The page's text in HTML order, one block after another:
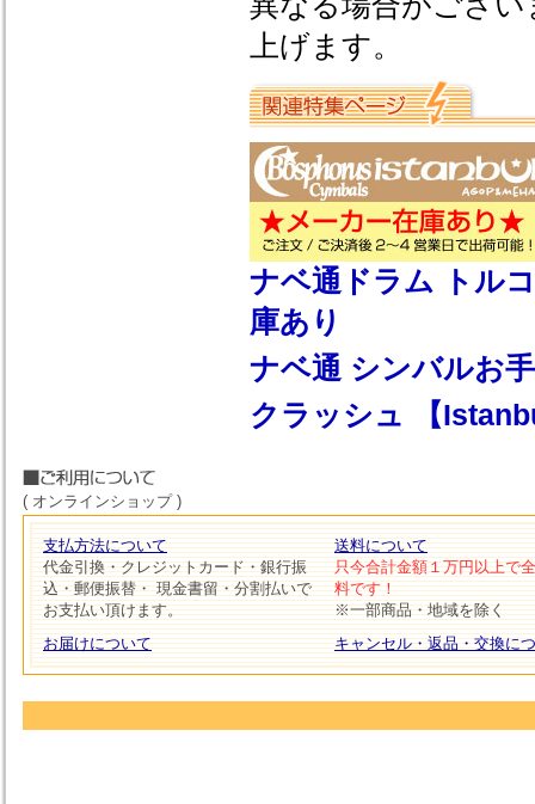
上げます。
ナベ通ドラム トル
庫あり
ナベ通 シンバルお
クラッシュ 【
( オンラインショップ )
支払方法について
代金引換・クレジットカード・銀行振
込・郵便振替・ 現金書留・分割払いで
お支払い頂けます。
お届けについて
送料について
只今合計金額１万円以上で
料です！
※一部商品・地域を除く
キャンセル・返品・交換に